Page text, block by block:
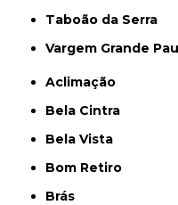
Taboão da Serra
Vargem Grande
Aclimação
Bela Cintra
Bela Vista
Bom Retiro
Brás